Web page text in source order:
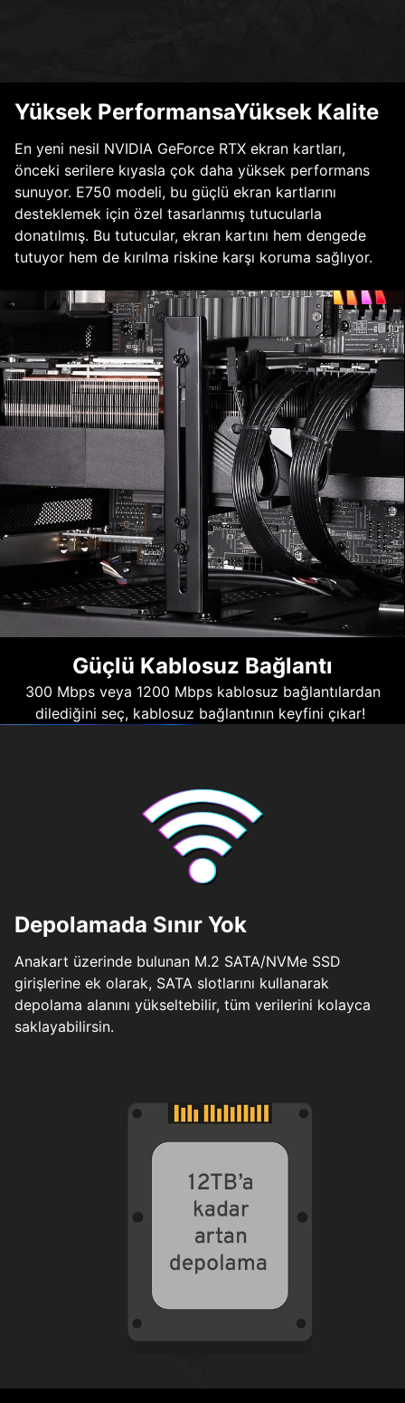
Yüksek PerformansaYüksek Kalite
En yeni nesil NVIDIA GeForce RTX ekran kartları,
önceki serilere kıyasla çok daha yüksek performans
sunuyor. E750 modeli, bu güçlü ekran kartlarını
desteklemek için özel tasarlanmış tutucularla
donatılmış. Bu tutucular, ekran kartını hem dengede
tutuyor hem de kırılma riskine karşı koruma sağlıyor.
Güçlü Kablosuz Bağlantı
300 Mbps veya 1200 Mbps kablosuz bağlantılardan
dilediğini seç, kablosuz bağlantının keyfini çıkar!
Depolamada Sınır Yok
Anakart üzerinde bulunan M.2 SATA/NVMe SSD
girişlerine ek olarak, SATA slotlarını kullanarak
depolama alanını yükseltebilir, tüm verilerini kolayca
saklayabilirsin.